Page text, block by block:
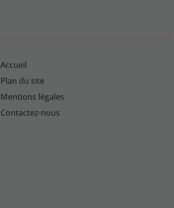
Accueil
Plan du site
Mentions légales
Contactez-nous